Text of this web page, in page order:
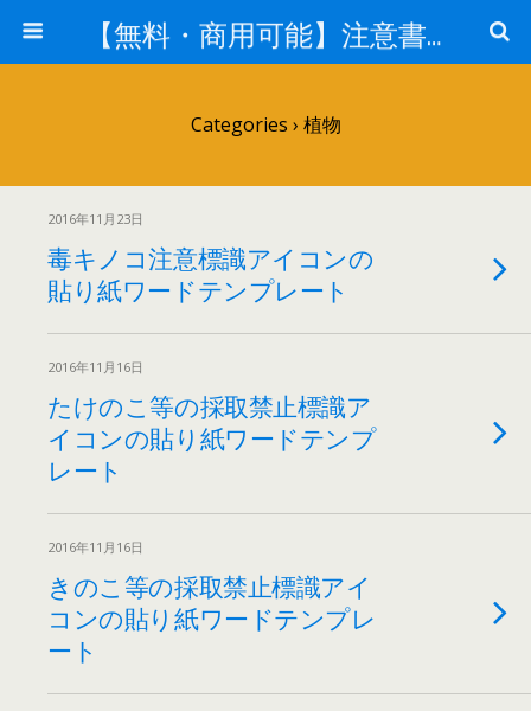
【無料・商用可能】注意書き・張り紙テンプレート【ポスター対応】
Categories › 植物
2016年11月23日
毒キノコ注意標識アイコンの
貼り紙ワードテンプレート
2016年11月16日
たけのこ等の採取禁止標識ア
イコンの貼り紙ワードテンプ
レート
2016年11月16日
きのこ等の採取禁止標識アイ
コンの貼り紙ワードテンプレ
ート